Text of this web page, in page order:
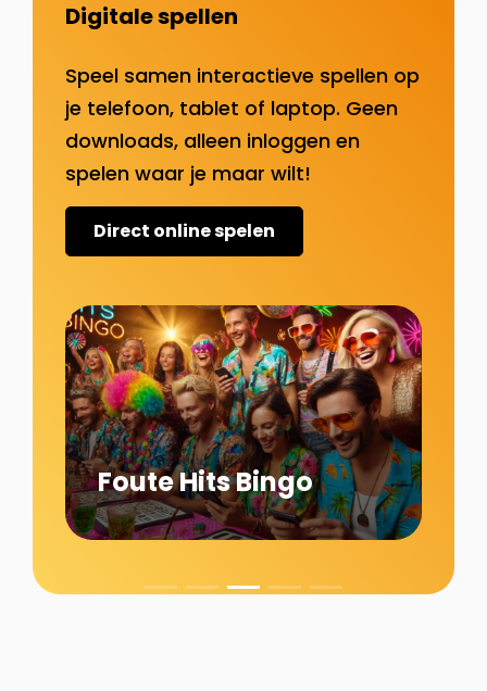
Digitale spellen
Speel samen interactieve spellen op
je telefoon, tablet of laptop. Geen
downloads, alleen inloggen en
spelen waar je maar wilt!
Direct online spelen
Foute Hits Bingo